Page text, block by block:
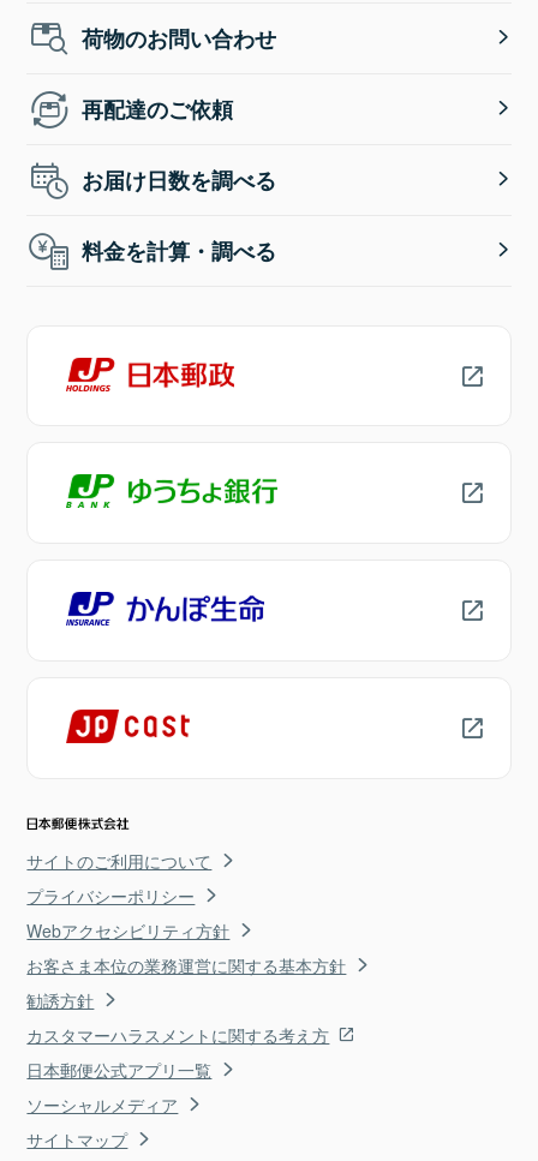
荷物のお問い合わせ
再配達のご依頼
お届け日数を調べる
料金を計算・調べる
サイトのご利用について
プライバシーポリシー
Webアクセシビリティ方針
お客さま本位の業務運営に関する基本方針
勧誘方針
カスタマーハラスメントに関する考え方
日本郵便公式アプリ一覧
ソーシャルメディア
サイトマップ